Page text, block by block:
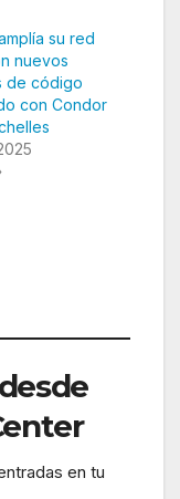
su red
nuevos
de código
con Condor
en tu